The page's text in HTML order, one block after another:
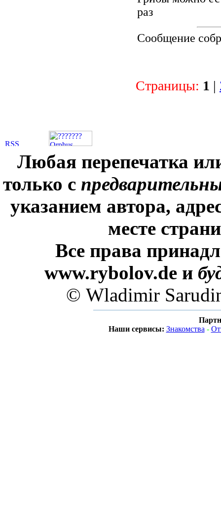
раз
Сообщение
Страницы: 1 |
Любая перепечатка
только с
указанием автора,
месте
Все права
www.rybolov.de и
© Wladimir
Наши сервисы: Знакомства -